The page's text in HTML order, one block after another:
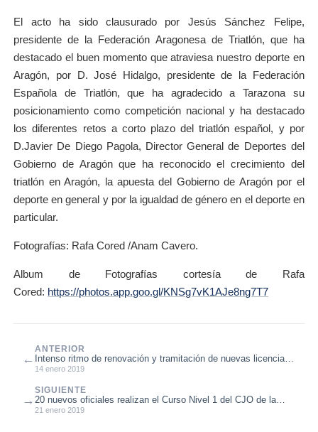
El acto ha sido clausurado por Jesús Sánchez Felipe,
presidente de la Federación Aragonesa de Triatlón, que ha
destacado el buen momento que atraviesa nuestro deporte en
Aragón, por D. José Hidalgo, presidente de la Federación
Española de Triatlón, que ha agradecido a Tarazona su
posicionamiento como competición nacional y ha destacado
los diferentes retos a corto plazo del triatlón español, y por
D.Javier De Diego Pagola, Director General de Deportes del
Gobierno de Aragón que ha reconocido el crecimiento del
triatlón en Aragón, la apuesta del Gobierno de Aragón por el
deporte en general y por la igualdad de género en el deporte en
particular.
Fotografías: Rafa Cored /Anam Cavero.
Album de Fotografías cortesía de Rafa
Cored: https://photos.app.goo.gl/KNSg7vK1AJe8ng7T7
←
ANTERIOR
Intenso ritmo de renovación y tramitación de nuevas licencias
2019
14 enero 2019
SIGUIENTE
20 nuevos oficiales realizan el Curso Nivel 1 del CJO de la
FATRI
21 enero 2019
→